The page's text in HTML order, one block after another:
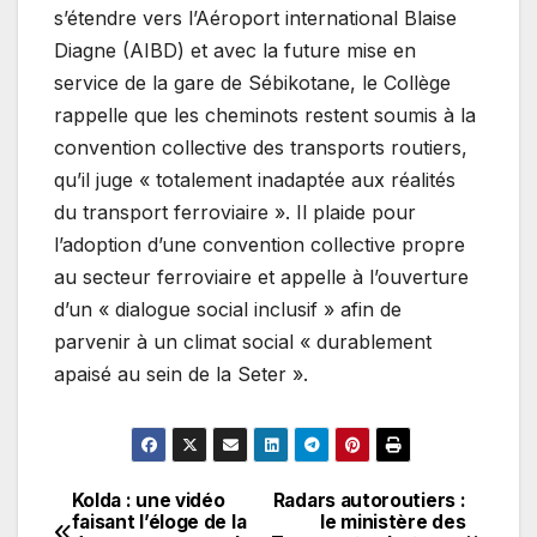
s’étendre vers l’Aéroport international Blaise
Diagne (AIBD) et avec la future mise en
service de la gare de Sébikotane, le Collège
rappelle que les cheminots restent soumis à la
convention collective des transports routiers,
qu’il juge « totalement inadaptée aux réalités
du transport ferroviaire ». Il plaide pour
l’adoption d’une convention collective propre
au secteur ferroviaire et appelle à l’ouverture
d’un « dialogue social inclusif » afin de
parvenir à un climat social « durablement
apaisé au sein de la Seter ».
Navigation
Radars autoroutiers :
le ministère des
Kolda : une vidéo
faisant l’éloge de la